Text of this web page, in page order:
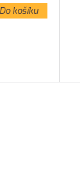
Do košíku